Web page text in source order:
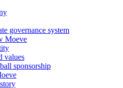
governance system
Moeve
values
sponsorship